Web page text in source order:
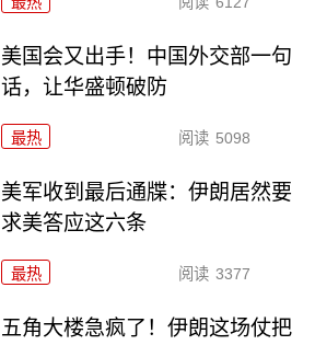
美国会又出手！中国外交部一句
话，让华盛顿破防
最热 阅读 5098
美军收到最后通牒：伊朗居然要
求美答应这六条
最热 阅读 3377
五角大楼急疯了！伊朗这场仗把